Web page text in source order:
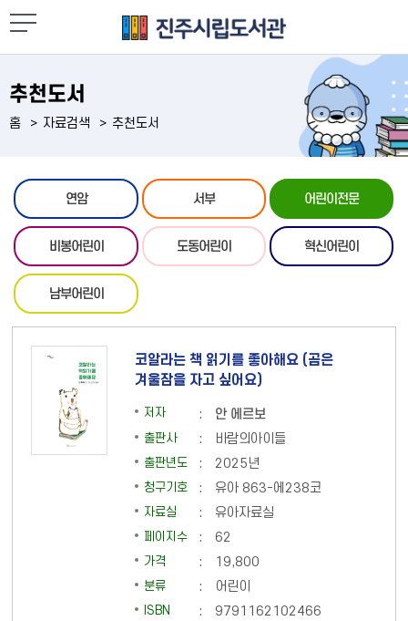
추천도서
홈 자료검색 추천도서
연암 서부 어린이전문
비봉어린이 도동어린이 혁신어린이
남부어린이
코알라는 책 읽기를 좋아해요 (곰은
겨울잠을 자고 싶어요)
저자 : 안 에르보
출판사 : 바람의아이들
출판년도 : 2025년
청구기호 : 유아 863-에238코
자료실 : 유아자료실
페이지수 : 62
가격 : 19,800
분류 : 어린이
ISBN : 9791162102466